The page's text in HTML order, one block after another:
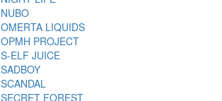
NUBO
OMERTA LIQUIDS
OPMH PROJECT
S-ELF JUICE
SADBOY
SCANDAL
SECRET FOREST